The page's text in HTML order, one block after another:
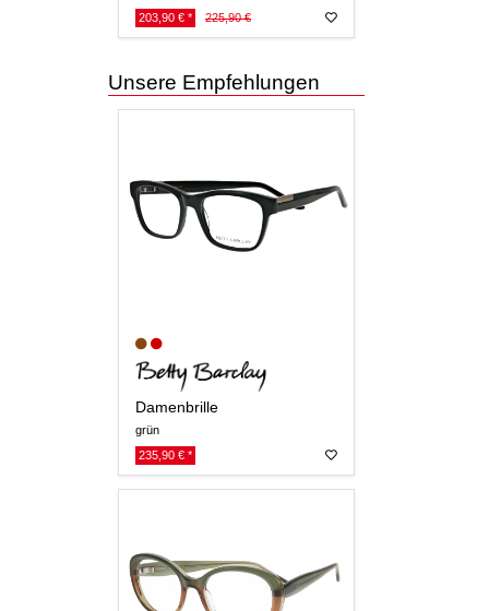
203,90 € * 225,90 €
Unsere Empfehlungen
Damenbrille
grün
235,90 € *